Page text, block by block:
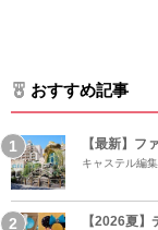
おすすめ記事
【最新】フ
キャステル編
【2026夏